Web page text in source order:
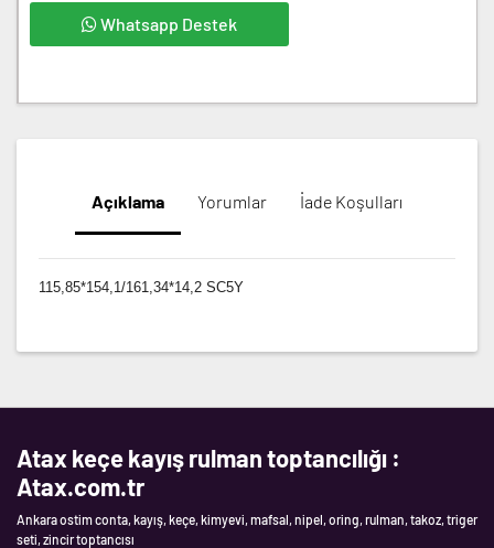
Whatsapp Destek
Açıklama Yorumlar İade Koşulları
115,85*154,1/161,34*14,2 SC5Y
Atax keçe kayış rulman toptancılığı :
Atax.com.tr
Ankara ostim conta, kayış, keçe, kimyevi, mafsal, nipel, oring, rulman, takoz, triger
seti, zincir toptancısı